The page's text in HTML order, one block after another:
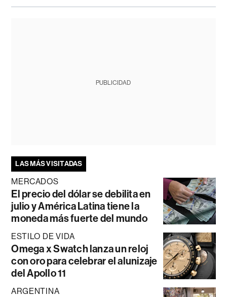
PUBLICIDAD
LAS MÁS VISITADAS
MERCADOS
El precio del dólar se debilita en
julio y América Latina tiene la
moneda más fuerte del mundo
ESTILO DE VIDA
Omega x Swatch lanza un reloj
con oro para celebrar el alunizaje
del Apollo 11
ARGENTINA